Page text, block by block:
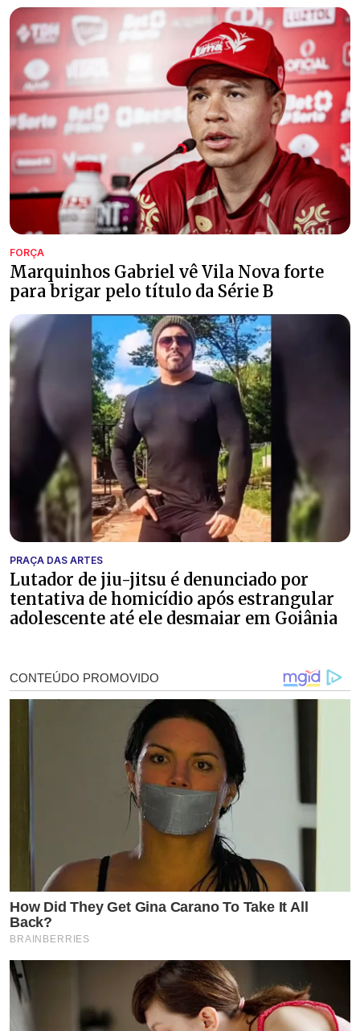
FORÇA
Marquinhos Gabriel vê Vila Nova forte
para brigar pelo título da Série B
PRAÇA DAS ARTES
Lutador de jiu-jitsu é denunciado por
tentativa de homicídio após estrangular
adolescente até ele desmaiar em Goiânia